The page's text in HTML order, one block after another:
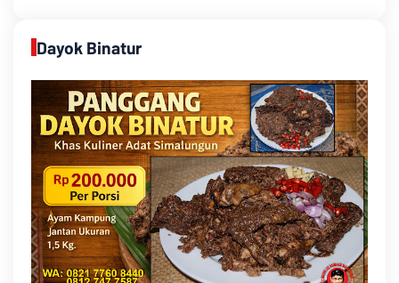
Dayok Binatur